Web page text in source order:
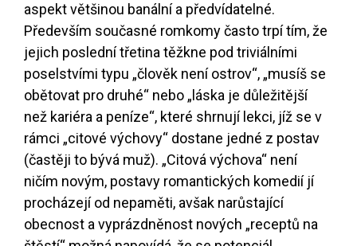
aspekt většinou banální a předvídatelné.
Především současné romkomy často trpí tím, že
jejich poslední třetina těžkne pod triviálními
poselstvími typu „člověk není ostrov“, „musíš se
obětovat pro druhé“ nebo „láska je důležitější
než kariéra a peníze“, které shrnují lekci, jíž se v
rámci „citové výchovy“ dostane jedné z postav
(častěji to bývá muž). „Citová výchova“ není
ničím novým, postavy romantických komedií jí
procházejí od nepaměti, avšak narůstající
obecnost a vyprázdněnost nových „receptů na